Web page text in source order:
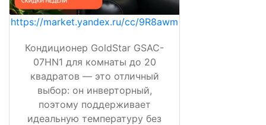
https://market.yandex.ru/cc/9R8awm
Кондиционер GoldStar GSAC-
07HN1 для комнаты до 20
квадратов — это отличный
выбор: он инверторный,
поэтому поддерживает
идеальную температуру без